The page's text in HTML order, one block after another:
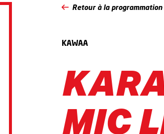
Retour à la programmation
KAWAA
MIC